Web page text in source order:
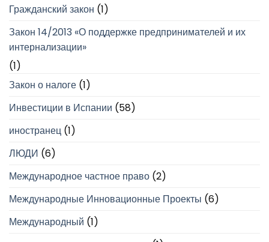
Гражданский закон (1)
Закон 14/2013 «О поддержке предпринимателей и их
интернализации»
(1)
Закон о налоге (1)
Инвестиции в Испании (58)
иностранец (1)
ЛЮДИ (6)
Международное частное право (2)
Международные Инновационные Проекты (6)
Международный (1)